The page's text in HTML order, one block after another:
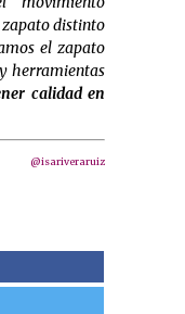
zapato distinto
el zapato
herramientas
calidad en
@isariveraruiz